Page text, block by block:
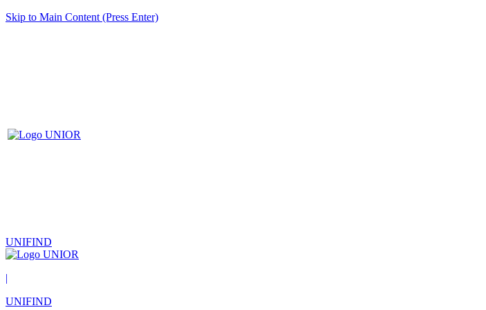
Skip to Main Content (Press Enter)
UNIFIND
|
UNIFIND